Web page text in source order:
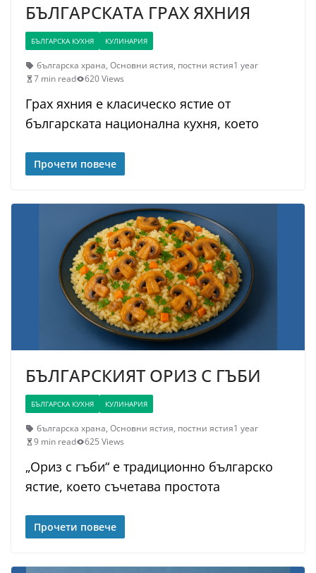
БЪЛГАРСКАТА ГРАХ ЯХНИЯ
БЪЛГАРСКА КУХНЯ КУЛИНАРИЯ
българска храна, Основни ястия, постни ястия1 year
7 min read
620 Views
Грах яхния е класическо ястие от
българската национална кухня, което
Прочети повече
БЪЛГАРСКИЯТ ОРИЗ С ГЪБИ
БЪЛГАРСКА КУХНЯ КУЛИНАРИЯ
българска храна, Основни ястия, постни ястия1 year
9 min read
625 Views
„Ориз с гъби“ е традиционно българско
ястие, което съчетава простота
Прочети повече